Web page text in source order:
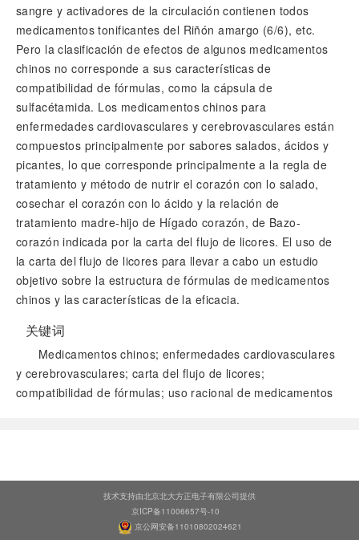
sangre y activadores de la circulación contienen todos
medicamentos tonificantes del Riñón amargo (6/6), etc.
Pero la clasificación de efectos de algunos medicamentos
chinos no corresponde a sus características de
compatibilidad de fórmulas, como la cápsula de
sulfacétamida. Los medicamentos chinos para
enfermedades cardiovasculares y cerebrovasculares están
compuestos principalmente por sabores salados, ácidos y
picantes, lo que corresponde principalmente a la regla de
tratamiento y método de nutrir el corazón con lo salado,
cosechar el corazón con lo ácido y la relación de
tratamiento madre-hijo de Hígado corazón, de Bazo-
corazón indicada por la carta del flujo de licores. El uso de
la carta del flujo de licores para llevar a cabo un estudio
objetivo sobre la estructura de fórmulas de medicamentos
chinos y las características de la eficacia.
关键词
Medicamentos chinos; enfermedades cardiovasculares
y cerebrovasculares; carta del flujo de licores;
compatibilidad de fórmulas; uso racional de medicamentos
技术支持由北京北大方正电子有限公司提供
京ICP备11006657号-10
京公网安备11010802024621